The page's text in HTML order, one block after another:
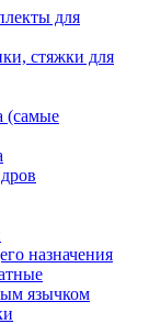
для
стяжки для
(самые
назначения
язычком